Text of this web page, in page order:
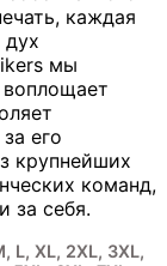
каждая
мы
его
крупнейших
команд,
за себя.
, L, XL, 2XL, 3XL,